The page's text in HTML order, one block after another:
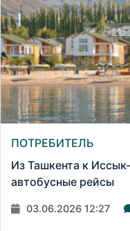
ПОТРЕБИТЕЛЬ
Из Ташкента к
автобусные рейсы
03.06.2026 12:27